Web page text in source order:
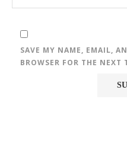
SAVE MY NAME, EMAIL,
BROWSER FOR THE